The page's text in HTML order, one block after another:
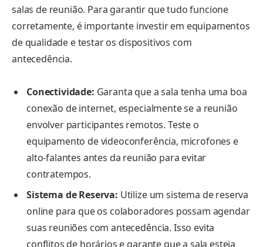
salas de reunião. Para garantir que tudo funcione
corretamente, é importante investir em equipamentos
de qualidade e testar os dispositivos com
antecedência.
Conectividade: Garanta que a sala tenha uma boa
conexão de internet, especialmente se a reunião
envolver participantes remotos. Teste o
equipamento de videoconferência, microfones e
alto-falantes antes da reunião para evitar
contratempos.
Sistema de Reserva: Utilize um sistema de reserva
online para que os colaboradores possam agendar
suas reuniões com antecedência. Isso evita
conflitos de horários e garante que a sala esteja